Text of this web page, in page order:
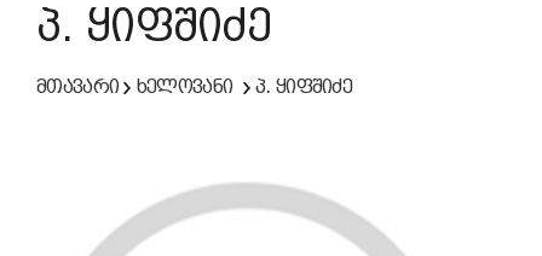
პ. ყიფშიძე
მთავარი ხელოვანი პ. ყიფშიძე